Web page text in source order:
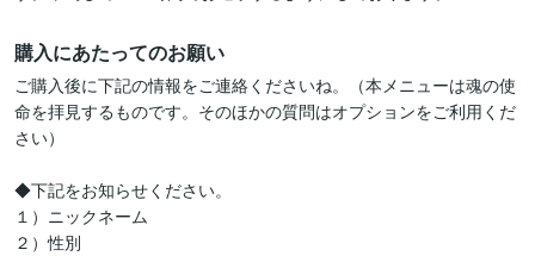
購入にあたってのお願い
ご購入後に下記の情報をご連絡くださいね。（本メニューは魂の使
命を拝見するものです。そのほかの質問はオプションをご利用くだ
さい）
◆下記をお知らせください。
１）ニックネーム
２）性別